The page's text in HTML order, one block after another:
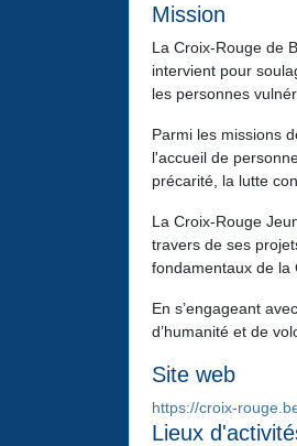
Mission
La Croix-Rouge de
intervient pour
les personnes
Parmi les missions
l'accueil de
précarité, la lutte
La Croix-Rouge
travers de ses
fondamentaux de la
En s’engageant
d’humanité et de
Site web
https://croix-
Lieux